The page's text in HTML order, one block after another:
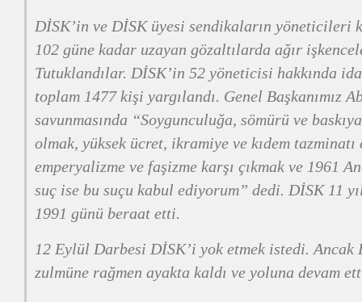
DİSK’in ve DİSK üyesi sendikaların yöneticileri
102 güne kadar uzayan gözaltılarda ağır
Tutuklandılar. DİSK’in 52 yöneticisi hakkında
toplam 1477 kişi yargılandı. Genel Başkanımız
savunmasında “Soygunculuğa, sömürü ve
olmak, yüksek ücret, ikramiye ve kıdem tazminatı
emperyalizme ve faşizme karşı çıkmak ve 1961
suç ise bu suçu kabul ediyorum” dedi. DİSK 11
1991 günü beraat etti.
12 Eylül Darbesi DİSK’i yok etmek istedi. Ancak
zulmüne rağmen ayakta kaldı ve yoluna devam